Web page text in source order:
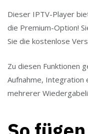
Dieser IPTV-Player
die Premium-Option!
Sie die kostenlose
Zu diesen Funktionen
Aufnahme,
mehrerer